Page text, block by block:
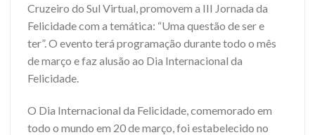
Cruzeiro do Sul Virtual, promovem a III Jornada da
Felicidade com a temática: “Uma questão de ser e
ter”. O evento terá programação durante todo o mês
de março e faz alusão ao Dia Internacional da
Felicidade.
O Dia Internacional da Felicidade, comemorado em
todo o mundo em 20 de março, foi estabelecido no